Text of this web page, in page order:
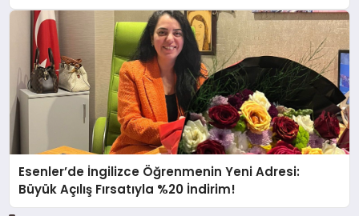
Esenler’de İngilizce Öğrenmenin Yeni Adresi:
Büyük Açılış Fırsatıyla %20 İndirim!